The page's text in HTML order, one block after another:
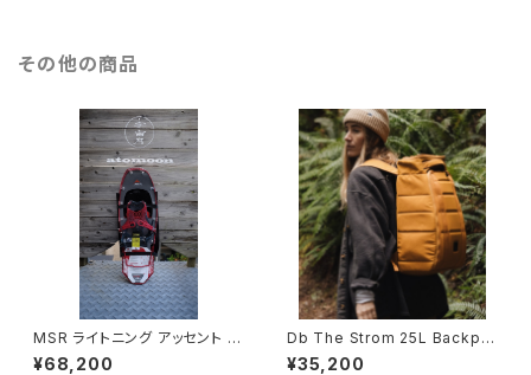
その他の商品
MSR ライトニング アッセント 女
性用 送料無料
¥68,200
Db The Strom 25L Backpa
ck 送料無料
¥35,200